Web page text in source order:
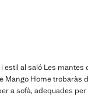
estil al saló Les
Mango Home
a sofà, adequades